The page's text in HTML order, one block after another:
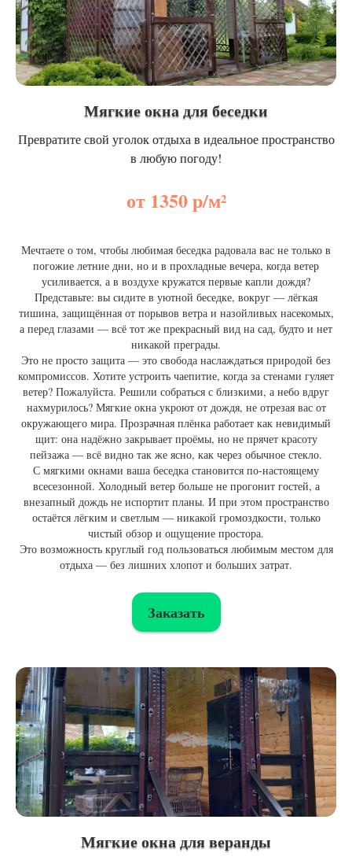
Мягкие окна для беседки
Превратите свой уголок отдыха в идеальное пространство
в любую погоду!
от 1350 р/м²
Мечтаете о том, чтобы любимая беседка радовала вас не только в
погожие летние дни, но и в прохладные вечера, когда ветер
усиливается, а в воздухе кружатся первые капли дождя?
Представьте: вы сидите в уютной беседке, вокруг — лёгкая
тишина, защищённая от порывов ветра и назойливых насекомых,
а перед глазами — всё тот же прекрасный вид на сад, будто и нет
никакой преграды.
Это не просто защита — это свобода наслаждаться природой без
компромиссов. Хотите устроить чаепитие, когда за стенами гуляет
ветер? Пожалуйста. Решили собраться с близкими, а небо вдруг
нахмурилось? Мягкие окна укроют от дождя, не отрезая вас от
окружающего мира. Прозрачная плёнка работает как невидимый
щит: она надёжно закрывает проёмы, но не прячет красоту
пейзажа — всё видно так же ясно, как через обычное стекло.
С мягкими окнами ваша беседка становится по-настоящему
всесезонной. Холодный ветер больше не прогонит гостей, а
внезапный дождь не испортит планы. И при этом пространство
остаётся лёгким и светлым — никакой громоздкости, только
чистый обзор и ощущение простора.
Это возможность круглый год пользоваться любимым местом для
отдыха — без лишних хлопот и больших затрат.
Заказать
Мягкие окна для веранды